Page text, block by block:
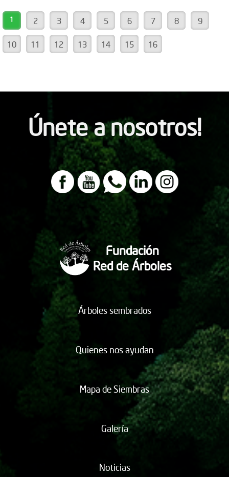
1 2 3 4 5 6 7 8 9
10 11 12 13 14 15 16
Únete a nosotros!
Fundación
Red de Árboles
Árboles sembrados
Quienes nos ayudan
Mapa de Siembras
Galería
Noticias